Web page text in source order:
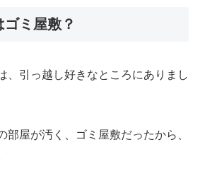
ミ屋敷？
、引っ越し好きなところにありまし
部屋が汚く、ゴミ屋敷だったから、